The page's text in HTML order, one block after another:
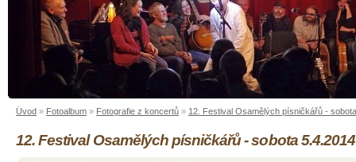
Úvod » Fotoalbum » Fotografie z koncertů » 12. Festival Osamělých písničkářů -
12. Festival Osamělých písničkářů - sobota 5.4.2014